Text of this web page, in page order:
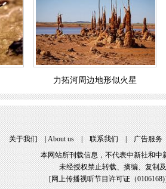
力拓河周边地形似火星
关于我们|About us|联系我们|广告服务
本网站所刊载信息，不代表中新社和
未经授权禁止转载、摘编、复制
[网上传播视听节目许可证（0106168)